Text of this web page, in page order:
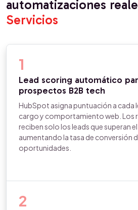
automatizaciones
Servicios
1
Lead scoring automático
prospectos B2B tech
HubSpot asigna puntuación a cada
cargo y comportamiento web. Los
reciben solo los leads que superan
aumentando la tasa de conversión
oportunidades.
2